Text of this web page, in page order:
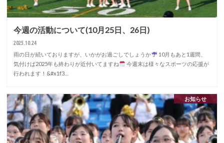
今週の活動について(10月25日、26日)
2025.10.24
雨の日が続いておりますが、いかがお過ごしでしょうか
10月もあと1週間、
気付けば2025年も終わりが近付いてますね
今週末は様々なスポーツの応援が
行われます！&#x1f3…
お知らせ